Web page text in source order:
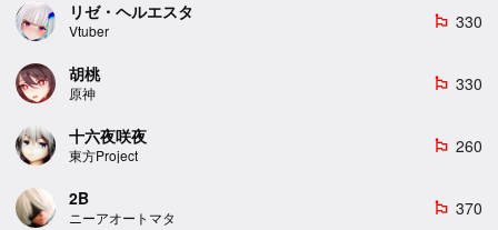
リゼ・ヘルエスタ
Vtuber
emoji_flags 330
胡桃
原神
emoji_flags 330
十六夜咲夜
東方Project
emoji_flags 260
2B
ニーアオートマタ
emoji_flags 370